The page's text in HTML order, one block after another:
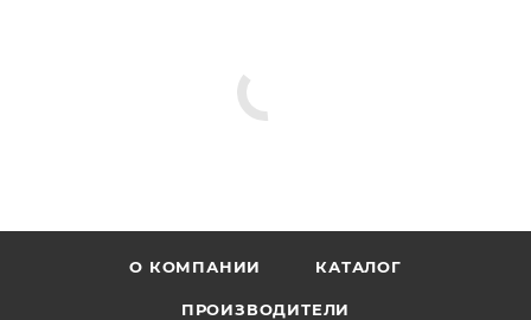
О КОМПАНИИ КАТАЛОГ
ПРОИЗВОДИТЕЛИ